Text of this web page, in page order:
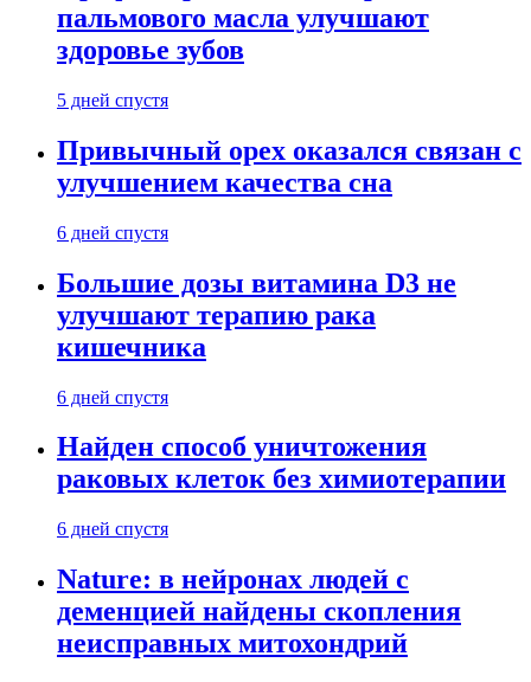
пальмового масла улучшают
здоровье зубов
5 дней спустя
Привычный орех оказался связан с
улучшением качества сна
6 дней спустя
Большие дозы витамина D3 не
улучшают терапию рака
кишечника
6 дней спустя
Найден способ уничтожения
раковых клеток без химиотерапии
6 дней спустя
Nature: в нейронах людей с
деменцией найдены скопления
неисправных митохондрий